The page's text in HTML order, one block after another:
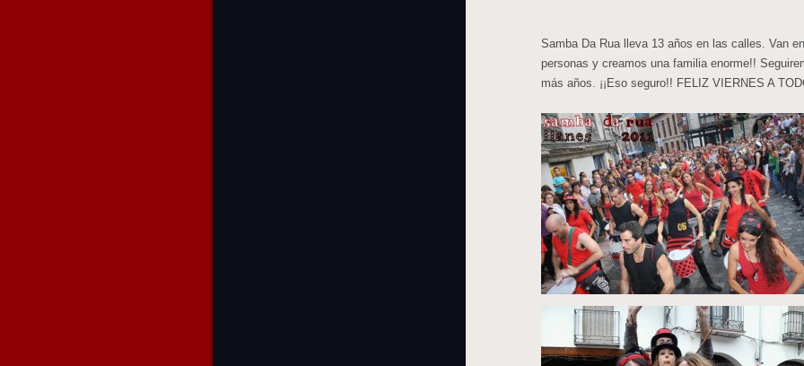
Samba Da Rua lleva 13 años en las calles. Van
personas y creamos una familia enorme!!
más años. ¡¡Eso seguro!! FELIZ VIERNES A